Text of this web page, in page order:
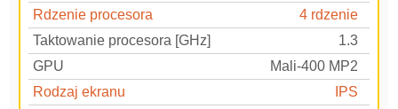
Rdzenie procesora
4 rdzenie
Taktowanie procesora [GHz]
1.3
GPU
Mali-400 MP2
Rodzaj ekranu
IPS